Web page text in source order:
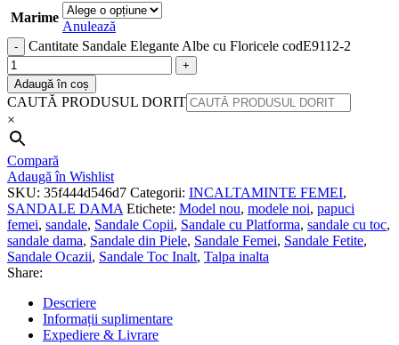
Marime
Anulează
Cantitate Sandale Elegante Albe cu Floricele codE9112-2
Adaugă în coș
CAUTĂ PRODUSUL DORIT
×
Compară
Adaugă în Wishlist
SKU: 35f444d546d7 Categorii: INCALTAMINTE FEMEI,
SANDALE DAMA Etichete: Model nou, modele noi, papuci
femei, sandale, Sandale Copii, Sandale cu Platforma, sandale cu toc,
sandale dama, Sandale din Piele, Sandale Femei, Sandale Fetite,
Sandale Ocazii, Sandale Toc Inalt, Talpa inalta
Share:
Descriere
Informații suplimentare
Expediere & Livrare